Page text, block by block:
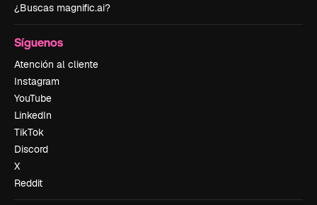
¿Buscas magnific.ai?
Síguenos
Atención al cliente
Instagram
YouTube
LinkedIn
TikTok
Discord
X
Reddit